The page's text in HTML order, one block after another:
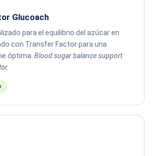
Glucoach
para el equilibrio del azúcar en
con Transfer Factor para una
óptima. Blood sugar balance support